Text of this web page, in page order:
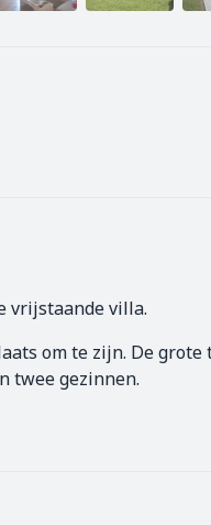
vrijstaande villa.
om te zijn. De
twee gezinnen.